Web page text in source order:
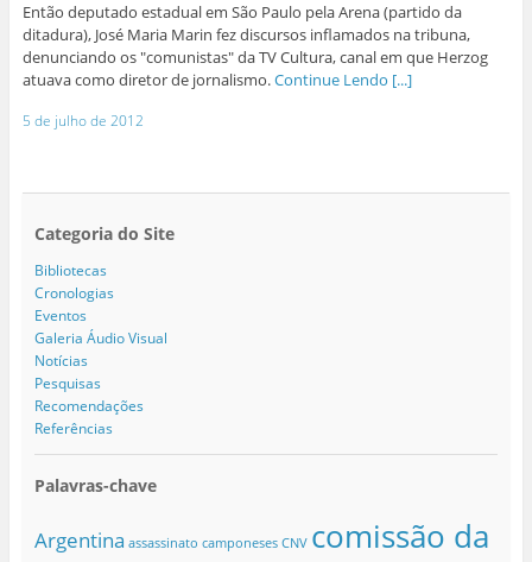
Então deputado estadual em São Paulo pela Arena (partido da
ditadura), José Maria Marin fez discursos inflamados na tribuna,
denunciando os "comunistas" da TV Cultura, canal em que Herzog
atuava como diretor de jornalismo.Continue Lendo [...]
5 de julho de 2012
Categoria do Site
Bibliotecas
Cronologias
Eventos
Galeria Áudio Visual
Notícias
Pesquisas
Recomendações
Referências
Palavras-chave
Argentina assassinato camponeses CNV comissão da